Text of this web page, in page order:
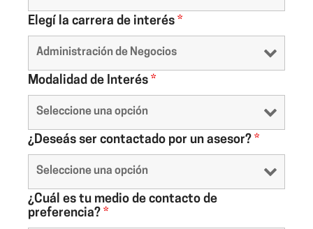
Elegí la carrera de interés *
Modalidad de Interés *
¿Deseás ser contactado por un asesor? *
¿Cuál es tu medio de contacto de
preferencia? *